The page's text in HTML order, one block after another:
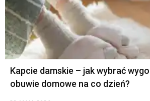
Kapcie damskie – jak wybrać
obuwie domowe na co dzień?